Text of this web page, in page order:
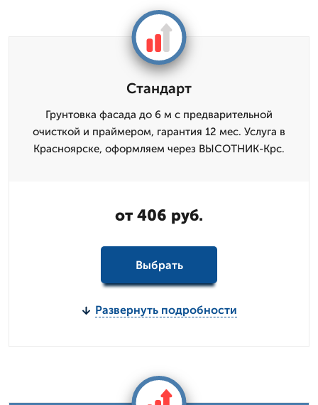
Стандарт
Грунтовка фасада до 6 м с предварительной
очисткой и праймером, гарантия 12 мес. Услуга в
Красноярске, оформляем через ВЫСОТНИК-Крс.
от 406 руб.
Выбрать
Развернуть подробности